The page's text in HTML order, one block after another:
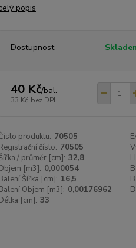
popis
Dostupnost
40 Kč/bal.
33 Kč bez DPH
produktu: 70505
číslo: 70505
/ průměr [cm]: 32,8
[m3]: 0,000054
Šířka [cm]: 16,5
Objem [m3]: 0,00176962
[cm]: 33